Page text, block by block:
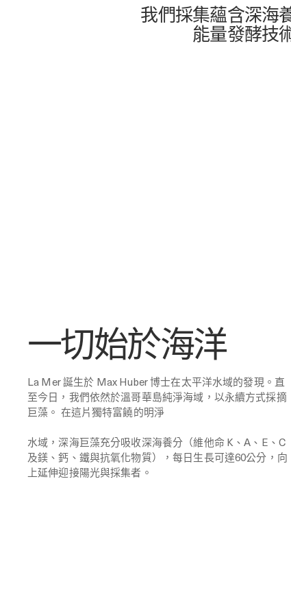
我們採集蘊含深海
能量發酵技
一切始於海洋
La Mer 誕生於 Max Huber 博士在太平洋水域的發現。直
至今日，我們依然於溫哥華島純淨海域，以永續方式採摘
巨藻。 在這片獨特富饒的明淨
水域，深海巨藻充分吸收深海養分（維他命 K、A、E、C
及鎂、鈣、鐵與抗氧化物質），每日生長可達60公分，向
上延伸迎接陽光與採集者。